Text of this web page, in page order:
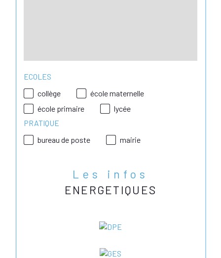
ECOLES
collège
école maternelle
école primaire
lycée
PRATIQUE
bureau de poste
mairie
Les infos
ENERGETIQUES